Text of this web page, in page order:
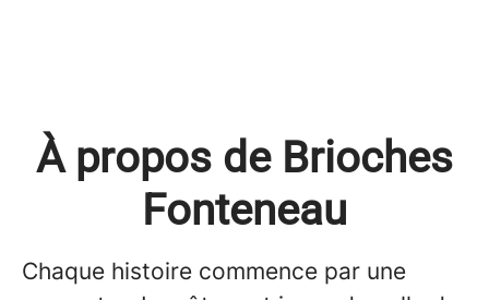
À propos de Brioches
Fonteneau
Chaque histoire commence par une